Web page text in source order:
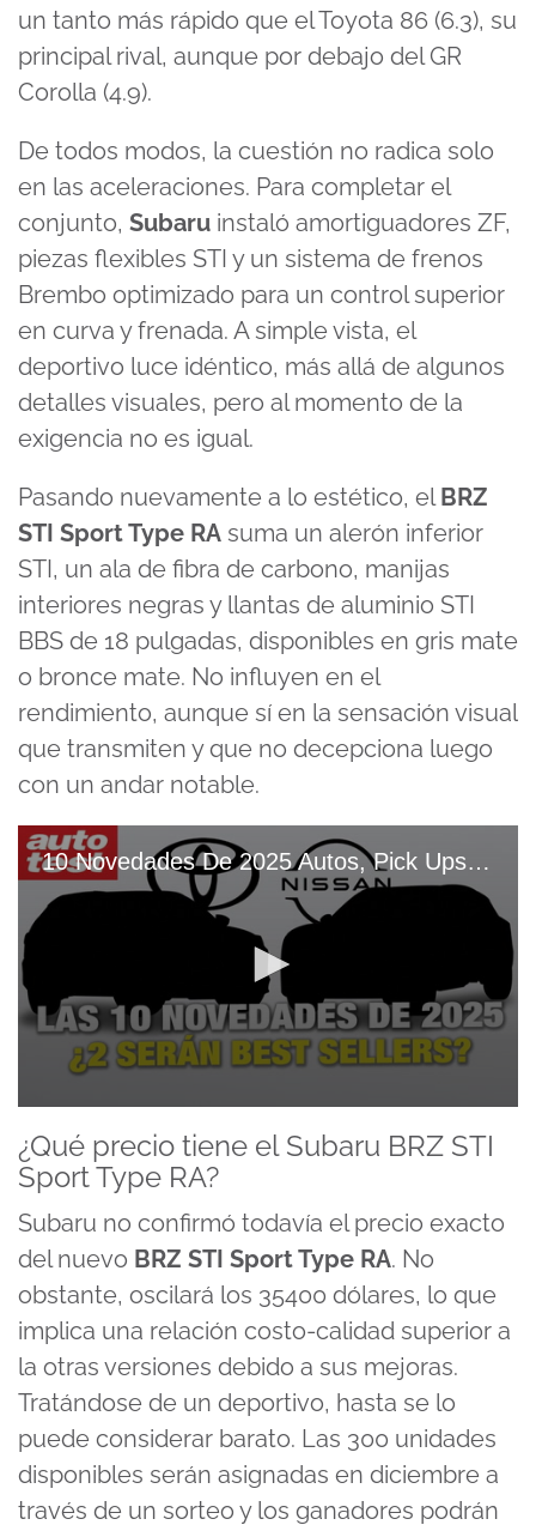
un tanto más rápido que el Toyota 86 (6.3), su
principal rival, aunque por debajo del GR
Corolla (4.9).
De todos modos, la cuestión no radica solo
en las aceleraciones. Para completar el
conjunto, Subaru instaló amortiguadores ZF,
piezas flexibles STI y un sistema de frenos
Brembo optimizado para un control superior
en curva y frenada. A simple vista, el
deportivo luce idéntico, más allá de algunos
detalles visuales, pero al momento de la
exigencia no es igual.
Pasando nuevamente a lo estético, elBRZ
STI Sport Type RA suma un alerón inferior
STI, un ala de fibra de carbono, manijas
interiores negras y llantas de aluminio STI
BBS de 18 pulgadas, disponibles en gris mate
o bronce mate. No influyen en el
rendimiento, aunque sí en la sensación visual
que transmiten y que no decepciona luego
con un andar notable.
10 Novedades De 2025 Autos, Pick Ups Y SUVs Que ROMPERÁN El MERCADO
seconds
of
16
minutes,
2
seconds
¿Qué precio tiene el Subaru BRZ STI
Sport Type RA?
Subaru no confirmó todavía el precio exacto
del nuevo BRZ STI Sport Type RA. No
obstante, oscilará los 35400 dólares, lo que
implica una relación costo-calidad superior a
la otras versiones debido a sus mejoras.
Tratándose de un deportivo, hasta se lo
puede considerar barato. Las 300 unidades
disponibles serán asignadas en diciembre a
través de un sorteo y los ganadores podrán